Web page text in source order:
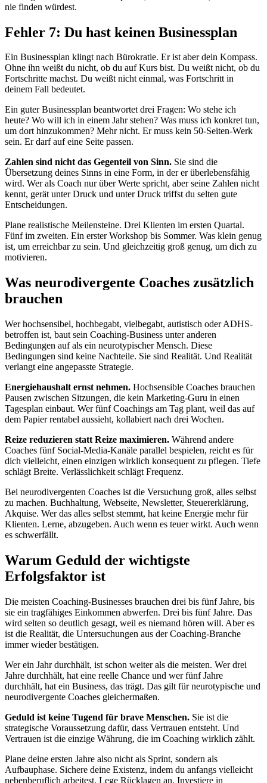
nie finden würdest.
Fehler 7: Du hast keinen Businessplan
Ein Businessplan klingt nach Bürokratie. Er ist aber dein Kompass.
Ohne ihn weißt du nicht, ob du auf Kurs bist. Du weißt nicht, ob du
Fortschritte machst. Du weißt nicht einmal, was Fortschritt in
deinem Fall bedeutet.
Ein guter Businessplan beantwortet drei Fragen: Wo stehe ich
heute? Wo will ich in einem Jahr stehen? Was muss ich konkret tun,
um dort hinzukommen? Mehr nicht. Er muss kein 50-Seiten-Werk
sein. Er darf auf eine Seite passen.
Zahlen sind nicht das Gegenteil von Sinn. Sie sind die
Übersetzung deines Sinns in eine Form, in der er überlebensfähig
wird. Wer als Coach nur über Werte spricht, aber seine Zahlen nicht
kennt, gerät unter Druck und unter Druck triffst du selten gute
Entscheidungen.
Plane realistische Meilensteine. Drei Klienten im ersten Quartal.
Fünf im zweiten. Ein erster Workshop bis Sommer. Was klein genug
ist, um erreichbar zu sein. Und gleichzeitig groß genug, um dich zu
motivieren.
Was neurodivergente Coaches zusätzlich
brauchen
Wer hochsensibel, hochbegabt, vielbegabt, autistisch oder ADHS-
betroffen ist, baut sein Coaching-Business unter anderen
Bedingungen auf als ein neurotypischer Mensch. Diese
Bedingungen sind keine Nachteile. Sie sind Realität. Und Realität
verlangt eine angepasste Strategie.
Energiehaushalt ernst nehmen. Hochsensible Coaches brauchen
Pausen zwischen Sitzungen, die kein Marketing-Guru in einen
Tagesplan einbaut. Wer fünf Coachings am Tag plant, weil das auf
dem Papier rentabel aussieht, kollabiert nach drei Wochen.
Reize reduzieren statt Reize maximieren. Während andere
Coaches fünf Social-Media-Kanäle parallel bespielen, reicht es für
dich vielleicht, einen einzigen wirklich konsequent zu pflegen. Tiefe
schlägt Breite. Verlässlichkeit schlägt Frequenz.
Bei neurodivergenten Coaches ist die Versuchung groß, alles selbst
zu machen. Buchhaltung, Webseite, Newsletter, Steuererklärung,
Akquise. Wer das alles selbst stemmt, hat keine Energie mehr für
Klienten. Lerne, abzugeben. Auch wenn es teuer wirkt. Auch wenn
es schwerfällt.
Warum Geduld der wichtigste
Erfolgsfaktor ist
Die meisten Coaching-Businesses brauchen drei bis fünf Jahre, bis
sie ein tragfähiges Einkommen abwerfen. Drei bis fünf Jahre. Das
wird selten so deutlich gesagt, weil es niemand hören will. Aber es
ist die Realität, die Untersuchungen aus der Coaching-Branche
immer wieder bestätigen.
Wer ein Jahr durchhält, ist schon weiter als die meisten. Wer drei
Jahre durchhält, hat eine reelle Chance und wer fünf Jahre
durchhält, hat ein Business, das trägt. Das gilt für neurotypische und
neurodivergente Coaches gleichermaßen.
Geduld ist keine Tugend für brave Menschen. Sie ist die
strategische Voraussetzung dafür, dass Vertrauen entsteht. Und
Vertrauen ist die einzige Währung, die im Coaching wirklich zählt.
Plane deine ersten Jahre also nicht als Sprint, sondern als
Aufbauphase. Sichere deine Existenz, indem du anfangs vielleicht
nebenberuflich arbeitest. Lege Rücklagen an. Investiere in